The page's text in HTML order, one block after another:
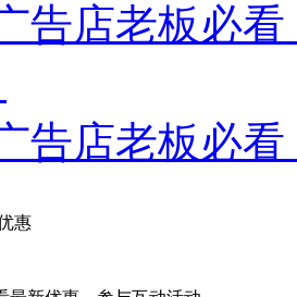
告店老板必
告店老板必看
惠